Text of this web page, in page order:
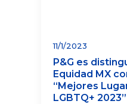
11/1/2023
P&G es
Equidad MX
“Mejores
LGBTQ+ 2023”